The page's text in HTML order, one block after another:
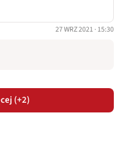
27 WRZ 2021 · 15:30
(+2)